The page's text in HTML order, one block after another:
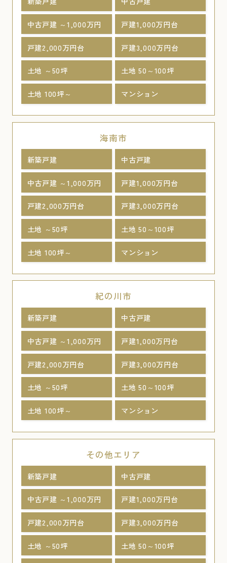
中古戸建 ～1,000万円 戸建1,000万円台
戸建2,000万円台 戸建3,000万円台
土地 ～50坪 土地 50～100坪
土地 100坪～ マンション
海南市
新築戸建 中古戸建
中古戸建 ～1,000万円 戸建1,000万円台
戸建2,000万円台 戸建3,000万円台
土地 ～50坪 土地 50～100坪
土地 100坪～ マンション
紀の川市
新築戸建 中古戸建
中古戸建 ～1,000万円 戸建1,000万円台
戸建2,000万円台 戸建3,000万円台
土地 ～50坪 土地 50～100坪
土地 100坪～ マンション
その他エリア
新築戸建 中古戸建
中古戸建 ～1,000万円 戸建1,000万円台
戸建2,000万円台 戸建3,000万円台
土地 ～50坪 土地 50～100坪